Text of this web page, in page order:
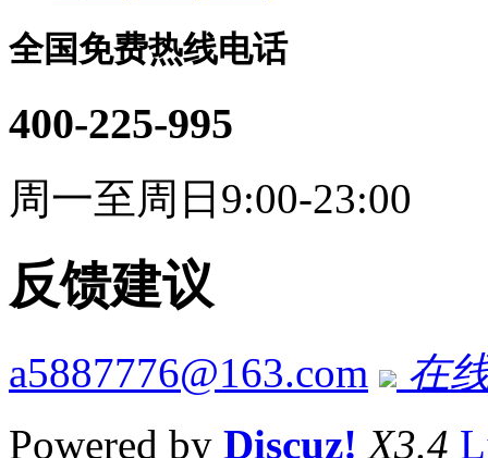
全国免费热线电话
400-225-995
周一至周日9:00-23:00
反馈建议
a5887776@163.com
在
Powered by Discuz! X3.4